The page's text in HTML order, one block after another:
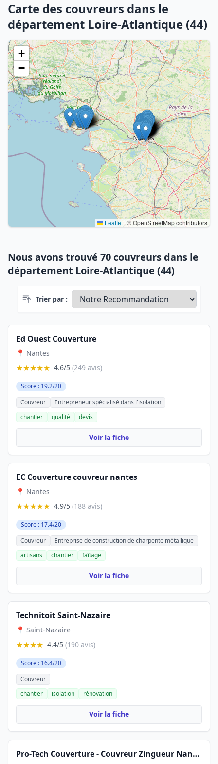
Carte des couvreurs dans le
département Loire-Atlantique (44)
+
−
Leaflet | © OpenStreetMap contributors
Nous avons trouvé 70 couvreurs dans le
département Loire-Atlantique (44)
Trier par :
Ed Ouest Couverture
📍 Nantes
★★★★★ 4.6/5 (249 avis)
Score : 19.2/20
Couvreur
Entrepreneur spécialisé dans l'isolation
chantier
qualité devis
Voir la fiche
EC Couverture couvreur nantes
📍 Nantes
★★★★★ 4.9/5 (188 avis)
Score : 17.4/20
Couvreur
Entreprise de construction de charpente métallique
artisans
chantier faîtage
Voir la fiche
Technitoit Saint-Nazaire
📍 Saint-Nazaire
★★★★ 4.4/5 (190 avis)
Score : 16.4/20
Couvreur
chantier
isolation rénovation
Voir la fiche
Pro-Tech Couverture - Couvreur Zingueur Nantes